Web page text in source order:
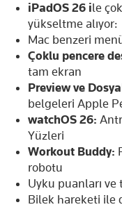
iPadOS 26 ile
yükseltme alıyor:
Mac benzeri
Çoklu pencere
tam ekran
Preview ve
belgeleri Apple
watchOS 26:
Yüzleri
Workout Buddy:
robotu
Uyku puanları ve
Bilek hareketi ile